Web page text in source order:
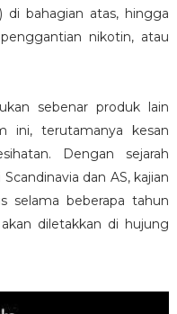
di bahagian atas, hingga
nikotin, atau
sebenar produk lain
ini, terutamanya kesan
Dengan sejarah
dan AS, kajian
selama beberapa tahun
diletakkan di hujung